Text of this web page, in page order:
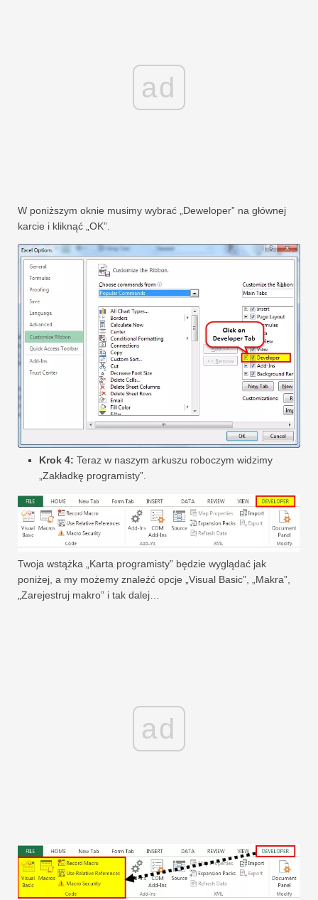
ad
W poniższym oknie musimy wybrać „Deweloper” na głównej
karcie i kliknąć „OK”.
Krok 4: Teraz w naszym arkuszu roboczym widzimy
„Zakładkę programisty”.
Twoja wstążka „Karta programisty” będzie wyglądać jak
poniżej, a my możemy znaleźć opcje „Visual Basic”, „Makra”,
„Zarejestruj makro” i tak dalej…
ad